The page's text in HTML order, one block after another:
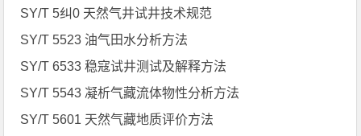
SY/T 5纠0 天然气井试井技术规范
SY/T 5523 油气田水分析方法
SY/T 6533 稳寇试井测试及解释方法
SY/T 5543 凝析气藏流体物性分析方法
SY/T 5601 天然气藏地质评价方法